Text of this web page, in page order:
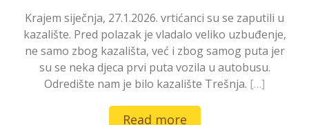
Krajem siječnja, 27.1.2026. vrtićanci su se zaputili u
kazalište. Pred polazak je vladalo veliko uzbuđenje,
ne samo zbog kazališta, već i zbog samog puta jer
su se neka djeca prvi puta vozila u autobusu.
Odredište nam je bilo kazalište Trešnja. […]
Read more